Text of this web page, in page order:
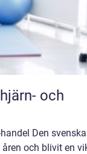
Den
och blivit en